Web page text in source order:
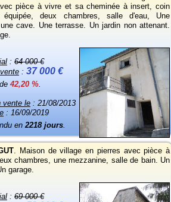
pièce à vivre et sa cheminée à insert, coin
équipée, deux chambres, salle d'eau, Une
cave. Une terrasse. Un jardin non attenant.
: 64 000 €
: 37 000 €
42,20 %.
vente le : 21/08/2013
: 16/09/2019
en2218 jours.
. Maison de village en pierres avec pièce à
chambres, une mezzanine, salle de bain. Un
garage.
: 69 000 €